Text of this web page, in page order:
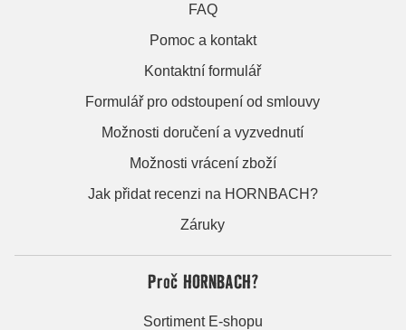
FAQ
Pomoc a kontakt
Kontaktní formulář
Formulář pro odstoupení od smlouvy
Možnosti doručení a vyzvednutí
Možnosti vrácení zboží
Jak přidat recenzi na HORNBACH?
Záruky
Proč HORNBACH?
Sortiment E-shopu